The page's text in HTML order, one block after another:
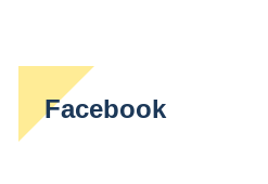
Facebook